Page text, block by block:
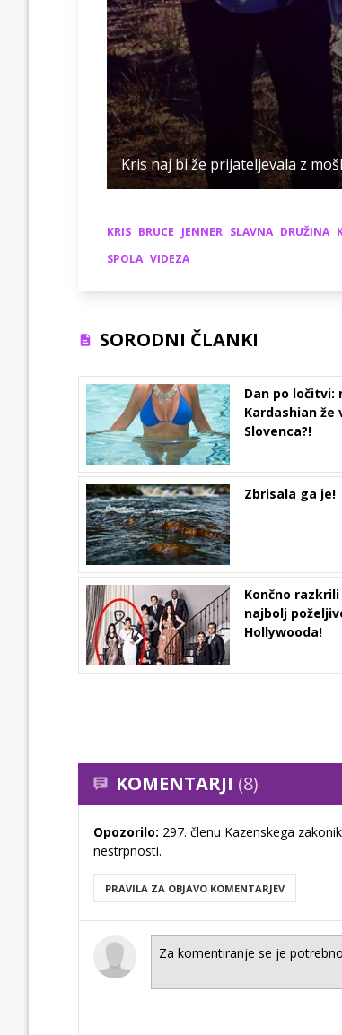
Kris naj bi že prijateljevala z
KRIS BRUCE JENNER SLAVNA DRUŽINA
SPOLA VIDEZA
SORODNI ČLANKI
Dan po ločitvi:
Kardashian že
Slovenca?!
Zbrisala ga je!
Končno
najbolj
Hollywooda!
KOMENTARJI (8)
Opozorilo: 297. členu Kazenskega
nestrpnosti.
PRAVILA ZA OBJAVO KOMENTARJEV